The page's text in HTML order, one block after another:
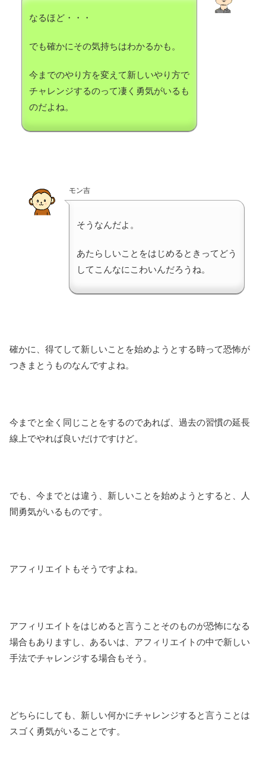
なるほど・・・
でも確かにその気持ちはわかるかも。
今までのやり方を変えて新しいやり方で
チャレンジするのって凄く勇気がいるも
のだよね。
モン吉
そうなんだよ。
あたらしいことをはじめるときってどう
してこんなにこわいんだろうね。
確かに、得てして新しいことを始めようとする時って恐怖が
つきまとうものなんですよね。
今までと全く同じことをするのであれば、過去の習慣の延長
線上でやれば良いだけですけど。
でも、今までとは違う、新しいことを始めようとすると、人
間勇気がいるものです。
アフィリエイトもそうですよね。
アフィリエイトをはじめると言うことそのものが恐怖になる
場合もありますし、あるいは、アフィリエイトの中で新しい
手法でチャレンジする場合もそう。
どちらにしても、新しい何かにチャレンジすると言うことは
スゴく勇気がいることです。